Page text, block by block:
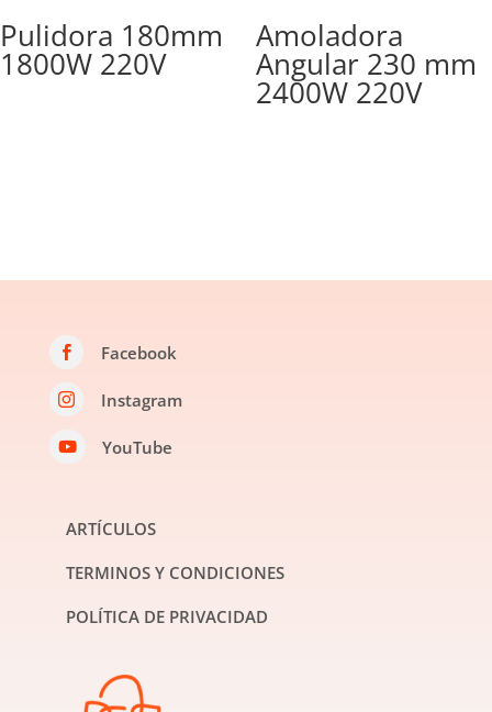
Pulidora 180mm
1800W 220V
Amoladora
Angular 230 mm
2400W 220V
 Facebook
 Instagram
 YouTube
ARTÍCULOS
TERMINOS Y CONDICIONES
POLÍTICA DE PRIVACIDAD